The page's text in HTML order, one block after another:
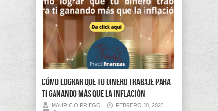
Cómo lograr que tu dinero trabaje para
ti ganando más que la inflación
MAURICIO PRIEGO
FEBRERO 20, 2023